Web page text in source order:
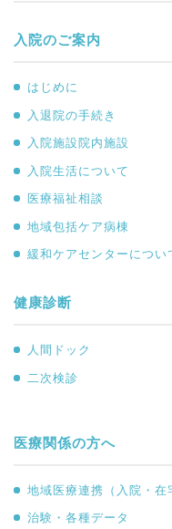
入院のご案内
はじめに
入退院の手続き
入院施設院内施設
入院生活について
医療福祉相談
地域包括ケア病棟
緩和ケアセンターについ
健康診断
人間ドック
二次検診
医療関係の方へ
地域医療連携（入院・在
治験・各種データ